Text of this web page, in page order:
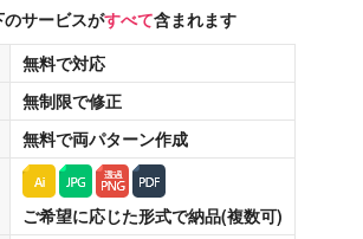
のサービスがすべて含まれます
無料で対応
無制限で修正
無料で両パターン作成
ご希望に応じた形式で納品(複数可)